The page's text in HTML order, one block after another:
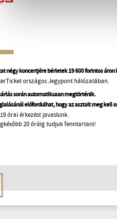
négy koncertjére bérletek 19 600 forintos
országos Jegypont hálózatában.
során automatikusan megtörténik.
előfordulhat, hogy az asztalt meg kell
órai érkezést javaslunk.
20 óráig tudjuk fenntartani!